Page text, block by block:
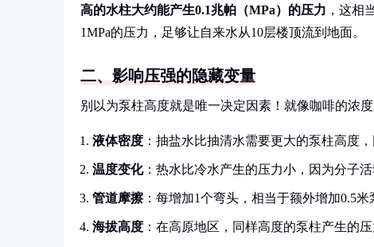
高的水柱大约能产生0.1兆帕（MPa）的压力 ，这相
1MPa的压力，足够让自来水从10层楼顶流到地面。
二、影响压强的隐藏变量
别以为泵柱高度就是唯一决定因素！就像咖啡的浓
液体密度 ：抽盐水比抽清水需要更大的泵柱高度
温度变化：热水比冷水产生的压力小，因为分子
管道摩擦：每增加1个弯头，相当于额外增加0.5米
海拔高度 ：在高原地区，同样高度的泵柱产生的